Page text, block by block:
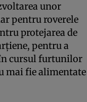
unor
pentru roverele
protejarea de
pentru a
cursul furtunilor
mai fie alimentate